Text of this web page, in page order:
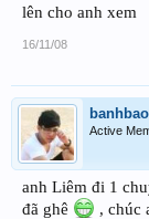
lên cho anh xem
16/11/08
Active
anh Liêm đi 1
đã ghê
, chúc